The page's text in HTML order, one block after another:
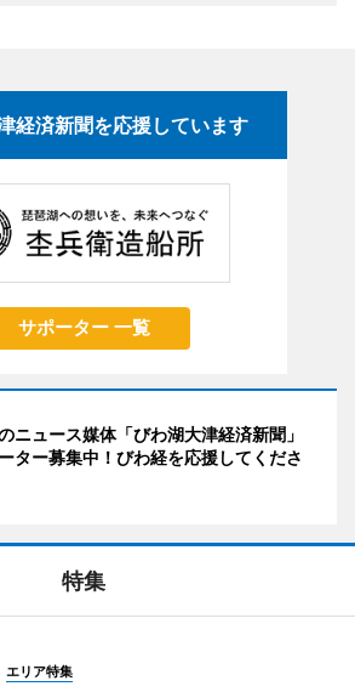
経済新聞を応援しています
サポーター 一覧
ニュース媒体「びわ湖大津経済新聞」
ター募集中！びわ経を応援してくださ
特集
エリア特集